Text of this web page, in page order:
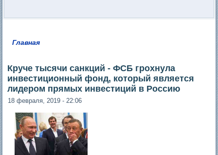
Главная
Круче тысячи санкций - ФСБ грохнула
инвестиционный фонд, который является
лидером прямых инвестиций в Россию
18 февраля, 2019 - 22:06